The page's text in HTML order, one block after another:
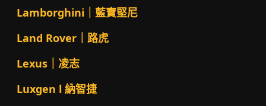
Lamborghini｜藍寶堅尼
Land Rover｜路虎
Lexus｜凌志
Luxgen l 納智捷